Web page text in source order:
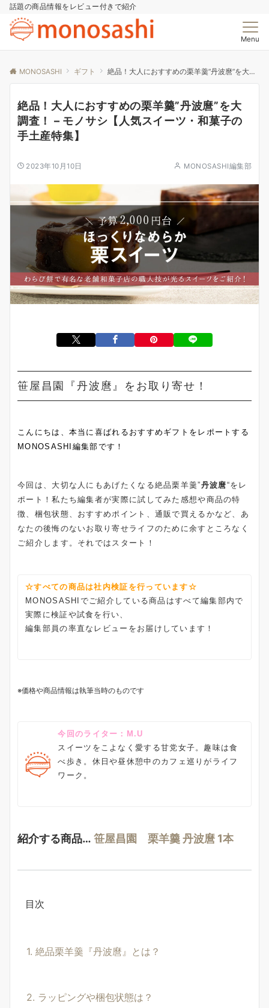
話題の商品情報をレビュー付きで紹介
Menu
MONOSASHI ギフト 絶品！大人におすすめの栗羊羹”丹波麿”を大調査！ – モノサシ【人気スイーツ・和菓子の手土産特集】
絶品！大人におすすめの栗羊羹”丹波麿”を大
調査！ – モノサシ【人気スイーツ・和菓子の
手土産特集】
2023年10月10日 MONOSASHI編集部
笹屋昌園『丹波麿』をお取り寄せ！
こんにちは、本当に喜ばれるおすすめギフトをレポートする
MONOSASHI編集部です！
今回は、大切な人にもあげたくなる絶品栗羊羹”丹波麿“をレ
ポート！私たち編集者が実際に試してみた感想や商品の特
徴、梱包状態、おすすめポイント、通販で買えるかなど、あ
なたの後悔のないお取り寄せライフのために余すところなく
ご紹介します。それではスタート！
☆すべての商品は社内検証を行っています☆
MONOSASHIでご紹介している商品はすべて編集部内で
実際に検証や試食を行い、
編集部員の率直なレビューをお届けしています！
※価格や商品情報は執筆当時のものです
今回のライター：M.U
スイーツをこよなく愛する甘党女子。趣味は食
べ歩き。休日や昼休憩中のカフェ巡りがライフ
ワーク。
紹介する商品… 笹屋昌園 栗羊羹 丹波麿 1本
目次
1. 絶品栗羊羹『丹波麿』とは？
2. ラッピングや梱包状態は？